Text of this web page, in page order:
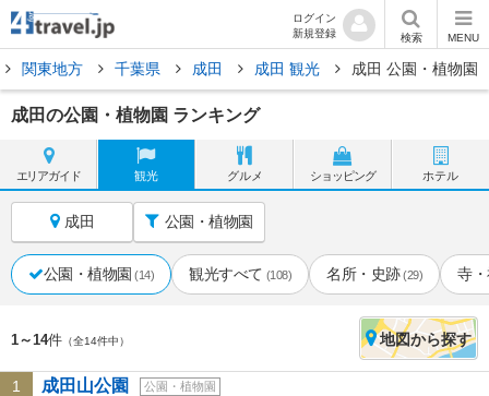
ログイン
新規登録
検索 MENU
関東地方 千葉県 成田 成田 観光 成田 公園・植物園
成田の公園・植物園 ランキング
エリアガイド 観光 グルメ ショッピング ホテル
成田 公園・植物園
公園・植物園 (14) 観光すべて (108) 名所・史跡 (29) 寺
1～14件 （全14件中） 地図から探す
1 成田山公園 公園・植物園